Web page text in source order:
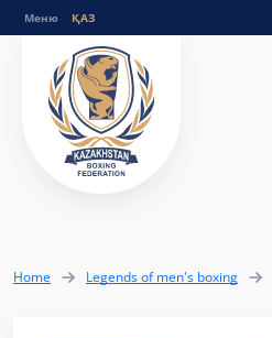
Меню
Home Legends of men's boxing